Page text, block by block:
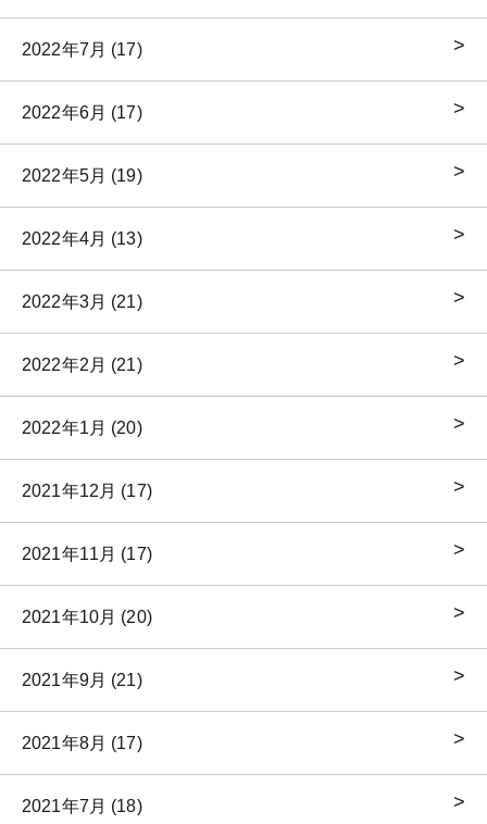
2022年7月 (17)
2022年6月 (17)
2022年5月 (19)
2022年4月 (13)
2022年3月 (21)
2022年2月 (21)
2022年1月 (20)
2021年12月 (17)
2021年11月 (17)
2021年10月 (20)
2021年9月 (21)
2021年8月 (17)
2021年7月 (18)